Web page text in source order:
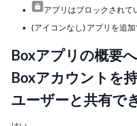
アプリはブロックされて
(アイコンなし) アプリを追
Boxアプリの概要
Boxアカウントを
ユーザーと共有で